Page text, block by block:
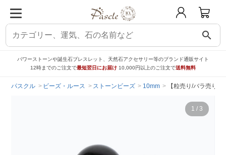
search
パワーストーンや誕生石ブレスレット、天然石アクセサリー等のブランド通販サイト
12時までのご注文で最短翌日にお届け 10,000円以上のご注文で送料無料
パスクル ビーズ・ルース ストーンビーズ 10mm 【粒売り/バラ売り
1 / 3